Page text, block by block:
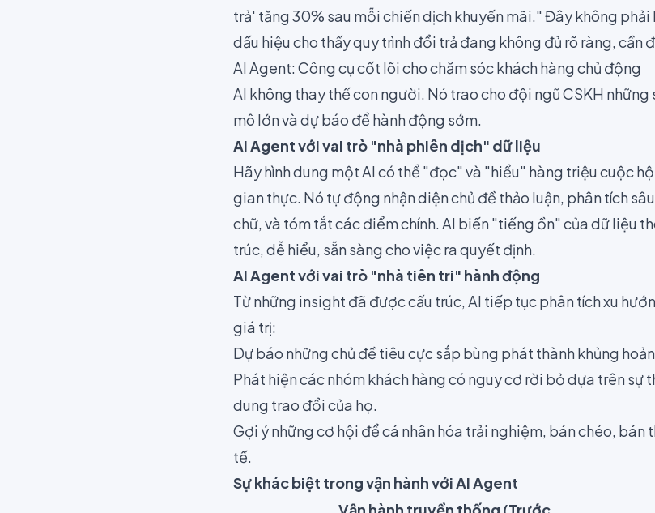
trả' tăng 30% sau mỗi chiến dịch khuyến mãi." Đây không phải
dấu hiệu cho thấy quy trình đổi trả đang không đủ rõ ràng, cần
AI Agent: Công cụ cốt lõi cho chăm sóc khách hàng chủ động
AI không thay thế con người. Nó trao cho đội ngũ CSKH những
mô lớn và dự báo để hành động sớm.
AI Agent với vai trò "nhà phiên dịch" dữ liệu
Hãy hình dung một AI có thể "đọc" và "hiểu" hàng triệu cuộc
gian thực. Nó tự động nhận diện chủ đề thảo luận, phân tích
chữ, và tóm tắt các điểm chính. AI biến "tiếng ồn" của dữ liệu
trúc, dễ hiểu, sẵn sàng cho việc ra quyết định.
AI Agent với vai trò "nhà tiên tri" hành động
Từ những insight đã được cấu trúc, AI tiếp tục phân tích xu
giá trị:
Dự báo những chủ đề tiêu cực sắp bùng phát thành khủng
Phát hiện các nhóm khách hàng có nguy cơ rời bỏ dựa trên sự
dung trao đổi của họ.
Gợi ý những cơ hội để cá nhân hóa trải nghiệm, bán chéo, bán
tế.
Sự khác biệt trong vận hành với AI Agent